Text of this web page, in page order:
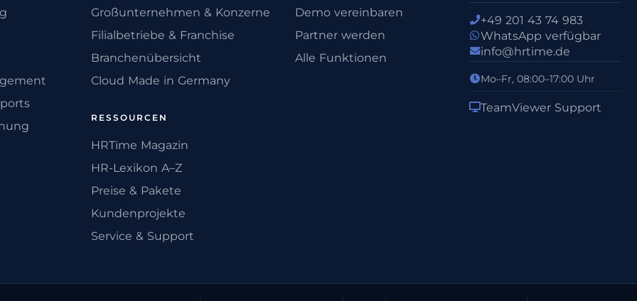
Großunternehmen & Konzerne
Filialbetriebe & Franchise
Branchenübersicht
Cloud Made in Germany
RESSOURCEN
HRTime Magazin
HR-Lexikon A–Z
Preise & Pakete
Kundenprojekte
Service & Support
Demo vereinbaren
Partner werden
Alle Funktionen
+49 201 43 74 983
WhatsApp verfügbar
info@hrtime.de
Mo–Fr, 08:00–17:00 Uhr
TeamViewer Support